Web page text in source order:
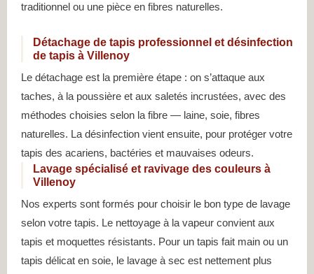
traditionnel ou une pièce en fibres naturelles.
Détachage de tapis professionnel et désinfection
de tapis à Villenoy
Le détachage est la première étape : on s’attaque aux
taches, à la poussière et aux saletés incrustées, avec des
méthodes choisies selon la fibre — laine, soie, fibres
naturelles. La désinfection vient ensuite, pour protéger votre
tapis des acariens, bactéries et mauvaises odeurs.
Lavage spécialisé et ravivage des couleurs à
Villenoy
Nos experts sont formés pour choisir le bon type de lavage
selon votre tapis. Le nettoyage à la vapeur convient aux
tapis et moquettes résistants. Pour un tapis fait main ou un
tapis délicat en soie, le lavage à sec est nettement plus